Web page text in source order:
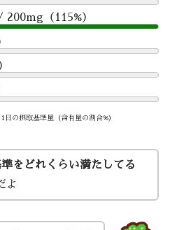
（115%）
の摂取基準量（含有量の割合%）
準をどれくらい満たしてる
よ